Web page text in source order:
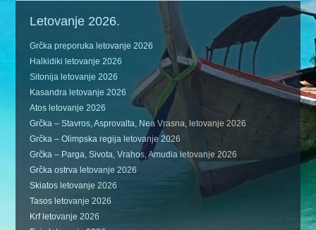
Letovanje 2026.
Grčka preporuka letovanje 2026
Halkidiki letovanje 2026
Sitonija letovanje 2026
Kasandra letovanje 2026
Atos letovanje 2026
Grčka – Stavros, Asprovalta, Nea Vrasna, letovanje 2026
Grčka – Olimpska regija letovanje 2026
Grčka – Parga, Sivota, Vrahos, Amudia letovanje 2026
Grčka ostrva letovanje 2026
Skiatos letovanje 2026
Tasos letovanje 2026
Krf letovanje 2026